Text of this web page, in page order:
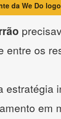
da We Do
entre os
estratégia
em